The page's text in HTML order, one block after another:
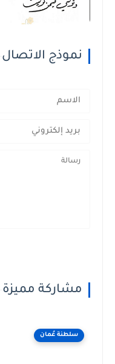
نموذج الاتصال
مشاركة مميزة
سلطنة عُمان